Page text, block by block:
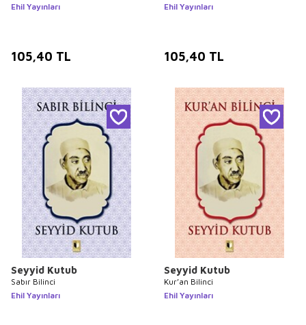
Ehil Yayınları
105,40 TL
Ehil Yayınları
105,40 TL
Seyyid Kutub
Sabır Bilinci
Ehil Yayınları
Seyyid Kutub
Kur’an Bilinci
Ehil Yayınları